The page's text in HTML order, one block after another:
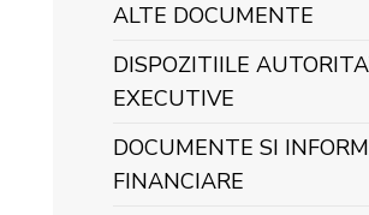
ALTE DOCUMENTE
DISPOZITIILE
EXECUTIVE
DOCUMENTE SI
FINANCIARE